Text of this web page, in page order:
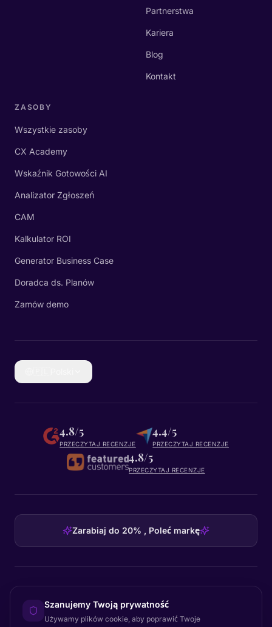
Partnerstwa
Kariera
Blog
Kontakt
ZASOBY
Wszystkie zasoby
CX Academy
Wskaźnik Gotowości AI
Analizator Zgłoszeń
CAM
Kalkulator ROI
Generator Business Case
Doradca ds. Planów
Zamów demo
4.8/5
PRZECZYTAJ RECENZJE
4.4/5
PRZECZYTAJ RECENZJE
4.8/5
PRZECZYTAJ RECENZJE
Zarabiaj do 20% , Poleć markę
Certainly Group ApS
C/O GRROW, Pilestræde 52A · 1112 København K
Szanujemy Twoją prywatność
Używamy plików cookie, aby poprawić Twoje